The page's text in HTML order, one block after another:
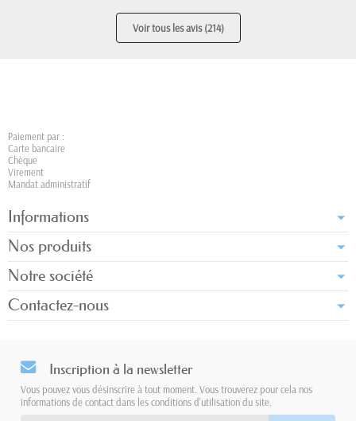
Voir tous les avis (214)
Paiement par :
Carte bancaire
Chèque
Virement
Mandat administratif
Informations
Nos produits
Notre société
Contactez-nous
Inscription à la newsletter
Vous pouvez vous désinscrire à tout moment. Vous trouverez pour cela nos
informations de contact dans les conditions d'utilisation du site.